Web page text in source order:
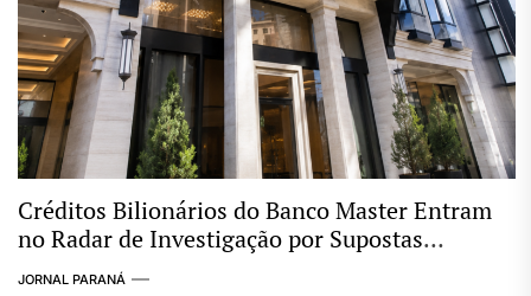
Créditos Bilionários do Banco Master Entram
no Radar de Investigação por Supostas
Ligações com Esquema Criminoso
JORNAL PARANÁ